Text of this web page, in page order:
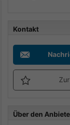
Kontakt
Über den